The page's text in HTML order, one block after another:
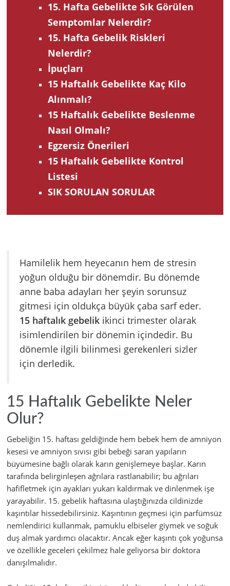
15. Hafta Gebelikte Sık Görülen
Semptomlar Nelerdir?
15. Hafta Gebelik Riskleri
Nelerdir?
İpuçları
15 Haftalık Gebelikte Kaç Kilo
Alınmalı?
15 Haftalık Gebelikte Beslenme
Nasıl Olmalı?
Egzersiz Önerileri
15 Haftalık Gebelikte Kontrol
Listesi
SIK SORULAN SORULAR
Hamilelik hem heyecanın hem de stresin
yoğun olduğu bir dönemdir. Bu dönemde
anne baba adayları her şeyin sorunsuz
gitmesi için oldukça büyük çaba sarf eder.
15 haftalık gebelik ikinci trimester olarak
isimlendirilen bir dönemin içindedir. Bu
dönemle ilgili bilinmesi gerekenleri sizler
için derledik.
15 Haftalık Gebelikte Neler
Olur?
Gebeliğin 15. haftası geldiğinde hem bebek hem de amniyon
kesesi ve amniyon sıvısı gibi bebeği saran yapıların
büyümesine bağlı olarak karın genişlemeye başlar. Karın
tarafında belirginleşen ağrılara rastlanabilir; bu ağrıları
hafifletmek için ayakları yukarı kaldırmak ve dinlenmek işe
yarayabilir. 15. gebelik haftasına ulaştığınızda cildinizde
kaşıntılar hissedebilirsiniz. Kaşıntının geçmesi için parfümsüz
nemlendirici kullanmak, pamuklu elbiseler giymek ve soğuk
duş almak yardımcı olacaktır. Ancak eğer kaşıntı çok yoğunsa
ve özellikle geceleri çekilmez hale geliyorsa bir doktora
danışılmalıdır.